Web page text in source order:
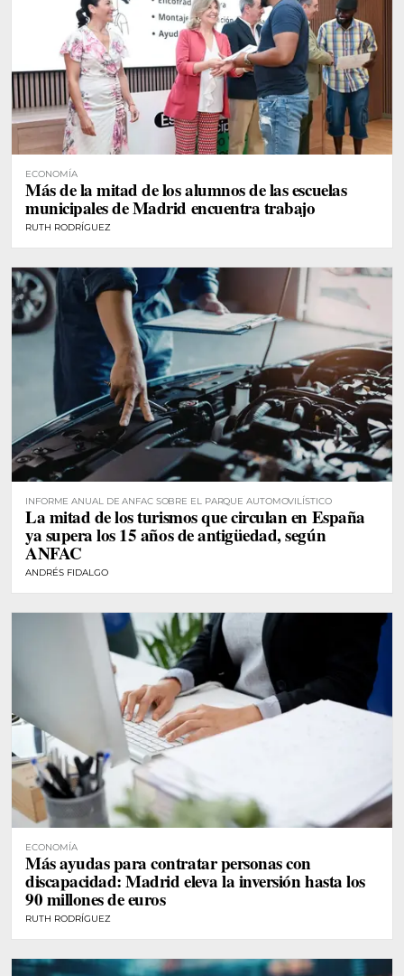
ECONOMÍA
Más de la mitad de los alumnos de las escuelas
municipales de Madrid encuentra trabajo
RUTH RODRÍGUEZ
INFORME ANUAL DE ANFAC SOBRE EL PARQUE AUTOMOVILÍSTICO
La mitad de los turismos que circulan en España
ya supera los 15 años de antigüedad, según
ANFAC
ANDRÉS FIDALGO
ECONOMÍA
Más ayudas para contratar personas con
discapacidad: Madrid eleva la inversión hasta los
90 millones de euros
RUTH RODRÍGUEZ